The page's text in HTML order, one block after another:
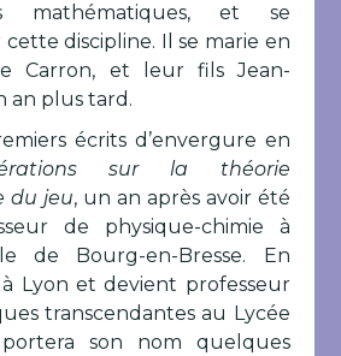
mathématiques, et se
discipline. Il se marie en
Carron, et leur fils Jean-
an plus tard.
écrits d’envergure en
sur la théorie
du jeu, un an après avoir été
de physique-chimie à
de Bourg-en-Bresse. En
Lyon et devient professeur
transcendantes au Lycée
son nom quelques